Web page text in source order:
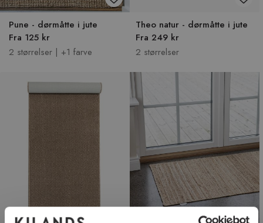
Pune - dørmåtte i jute
Fra 125 kr
2 størrelser | +1 farve
Theo natur - dørmåtte i jute
Fra 249 kr
2 størrelser